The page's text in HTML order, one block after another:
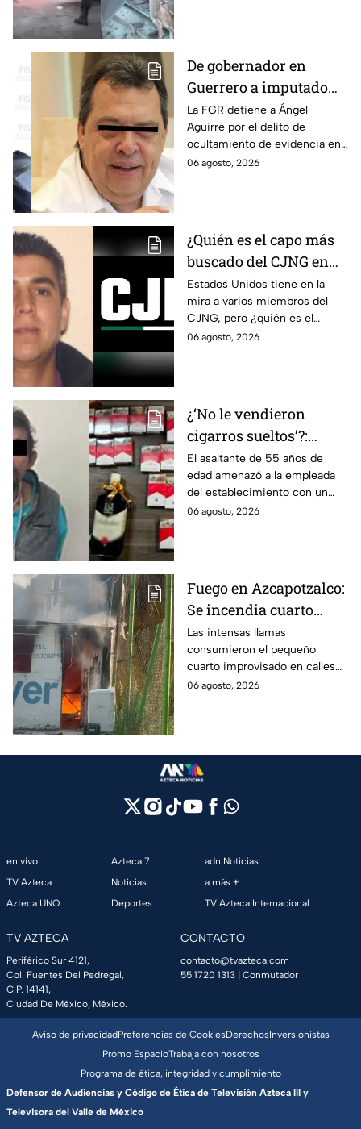
De gobernador en
Guerrero a imputado
por la "Verdad
Histórica"; Así fue como
Ángel Aguirre obstruyó
la justicia en caso
La FGR detiene a Ángel
Aguirre por el delito de
ocultamiento de evidencia en
el caso Ayotzinapa. Esta es la
06 agosto, 2026
¿Quién es el capo más
buscado del CJNG en
Estados Unidos?
Estados Unidos tiene en la
mira a varios miembros del
CJNG, pero ¿quién es el
miembro más buscado por el
06 agosto, 2026
¿‘No le vendieron
cigarros sueltos’?:
Detienen a hombre tras
asaltar una tienda y
llevarse más de 30
cajetillas en Iztapalapa
El asaltante de 55 años de
edad amenazó a la empleada
del establecimiento con un
arma de fuego, llevándose
06 agosto, 2026
Fuego en Azcapotzalco:
Se incendia cuarto
improvisado en la
Industrial Vallejo;
rompen cadenas para
combatir las llamas
Las intensas llamas
consumieron el pequeño
cuarto improvisado en calles
de Azcapotzalco; bomberos
06 agosto, 2026
en vivo
TV Azteca
Azteca UNO
Azteca 7
Noticias
Deportes
adn Noticias
a más +
TV Azteca Internacional
TV AZTECA
Periférico Sur 4121,
Col. Fuentes Del Pedregal,
C.P. 14141,
Ciudad De México, México.
CONTACTO
contacto@tvazteca.com
55 1720 1313 | Conmutador
Aviso de privacidadPreferencias de CookiesDerechosInversionistas
Promo EspacioTrabaja con nosotros
Programa de ética, integridad y cumplimiento
Defensor de Audiencias y Código de Ética de Televisión Azteca III y
Televisora del Valle de México